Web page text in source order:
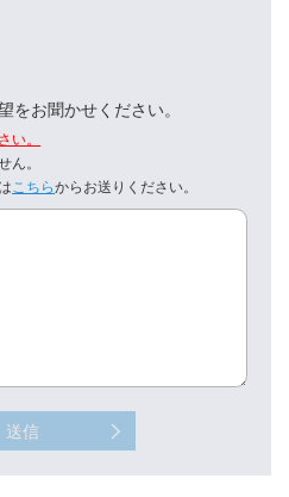
をお聞かせください。
い。
ん。
こちらからお送りください。
送信